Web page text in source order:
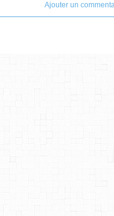
Ajouter un